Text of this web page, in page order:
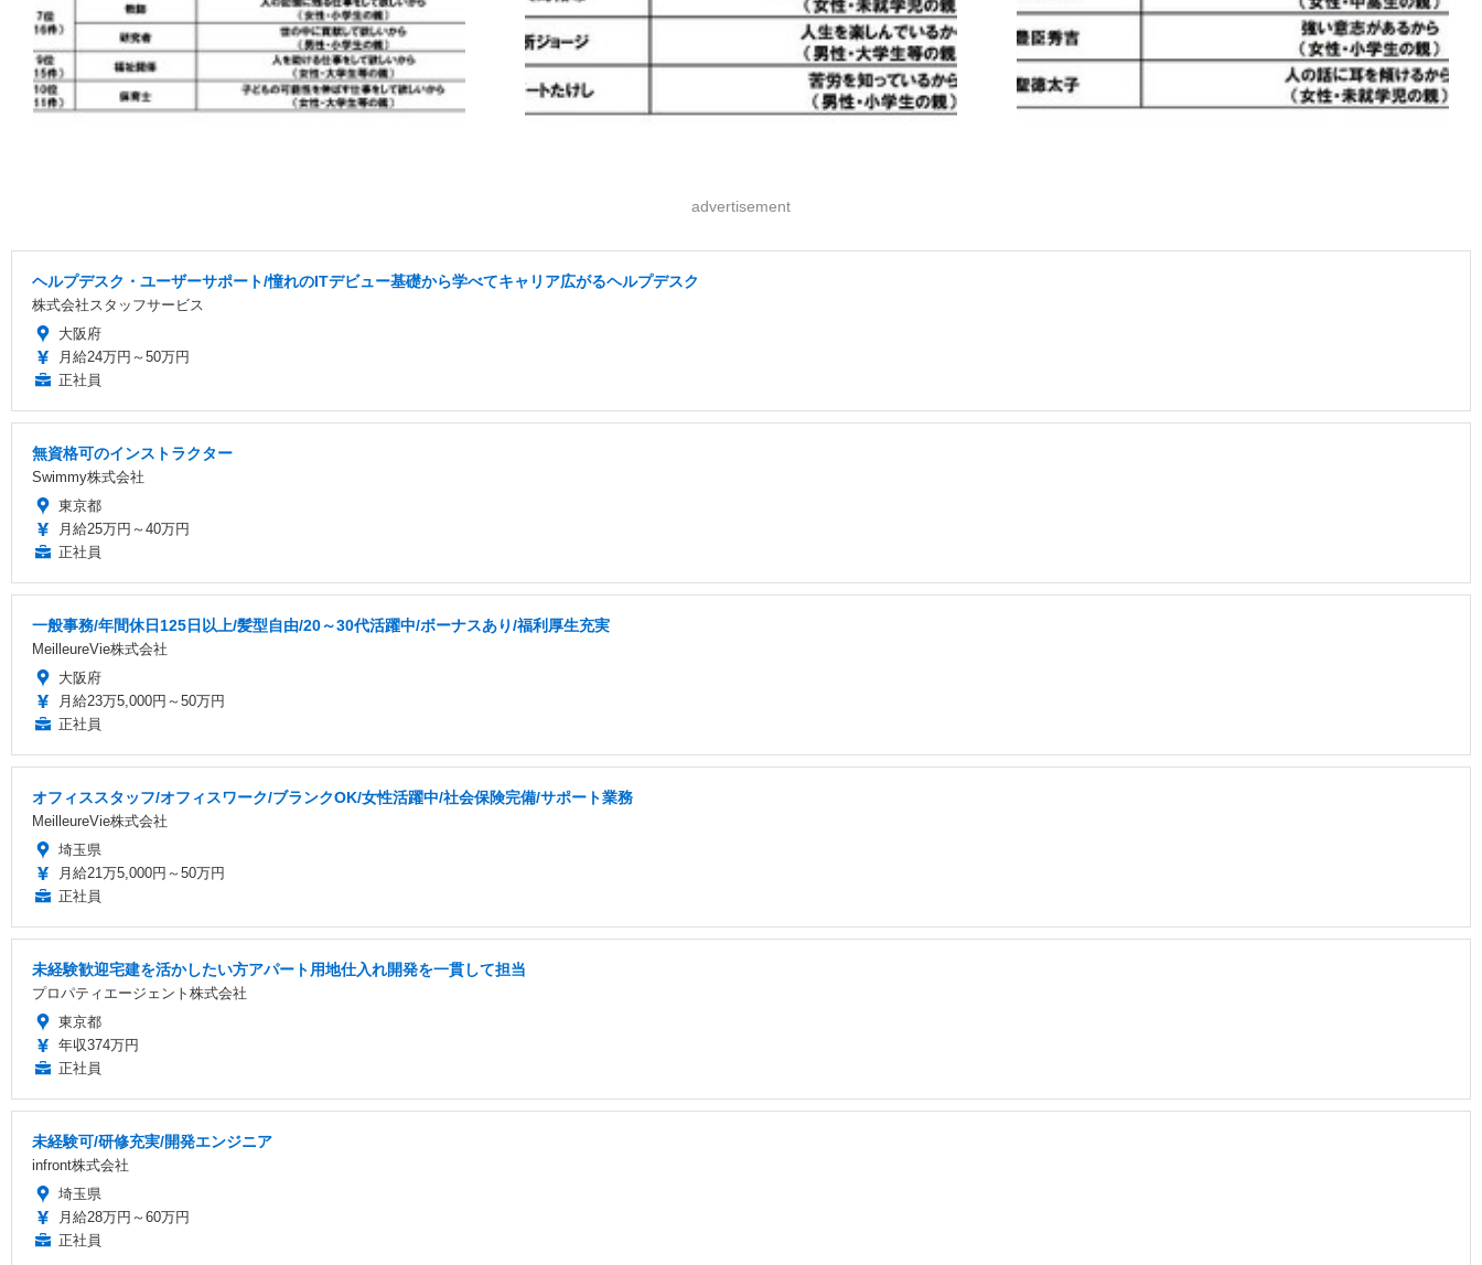
advertisement
ヘルプデスク・ユーザーサポート/憧れのITデビュー基礎から学べてキャリア広がるヘルプデスク
株式会社スタッフサービス
大阪府
月給24万円～50万円
正社員
無資格可のインストラクター
Swimmy株式会社
東京都
月給25万円～40万円
正社員
一般事務/年間休日125日以上/髪型自由/20～30代活躍中/ボーナスあり/福利厚生充実
MeilleureVie株式会社
大阪府
月給23万5,000円～50万円
正社員
オフィススタッフ/オフィスワーク/ブランクOK/女性活躍中/社会保険完備/サポート業務
MeilleureVie株式会社
埼玉県
月給21万5,000円～50万円
正社員
未経験歓迎宅建を活かしたい方アパート用地仕入れ開発を一貫して担当
プロパティエージェント株式会社
東京都
年収374万円
正社員
未経験可/研修充実/開発エンジニア
infront株式会社
埼玉県
月給28万円～60万円
正社員